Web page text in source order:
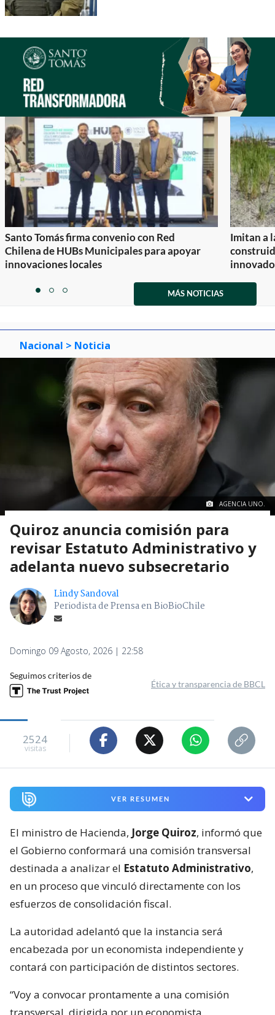
Santo Tomás firma convenio con Red
Chilena de HUBs Municipales para apoyar
innovaciones locales
Imitan a
itemitemitem
MÁS NOTICIAS
Nacional > Noticia
AGENCIA UNO.
Quiroz anuncia comisión para
revisar Estatuto Administrativo y
adelanta nuevo subsecretario
Lindy Sandoval
Periodista de Prensa en BioBioChile
Domingo 09 Agosto, 2026 | 22:58
Seguimos criterios de
Ética y transparencia de BBCL
2524
visitas
VER RESUMEN
El ministro de Hacienda, Jorge Quiroz, informó que
el Gobierno conformará una comisión transversal
destinada a analizar el Estatuto Administrativo,
en un proceso que vinculó directamente con los
esfuerzos de consolidación fiscal.
La autoridad adelantó que la instancia será
encabezada por un economista independiente y
contará con participación de distintos sectores.
“Voy a convocar prontamente a una comisión